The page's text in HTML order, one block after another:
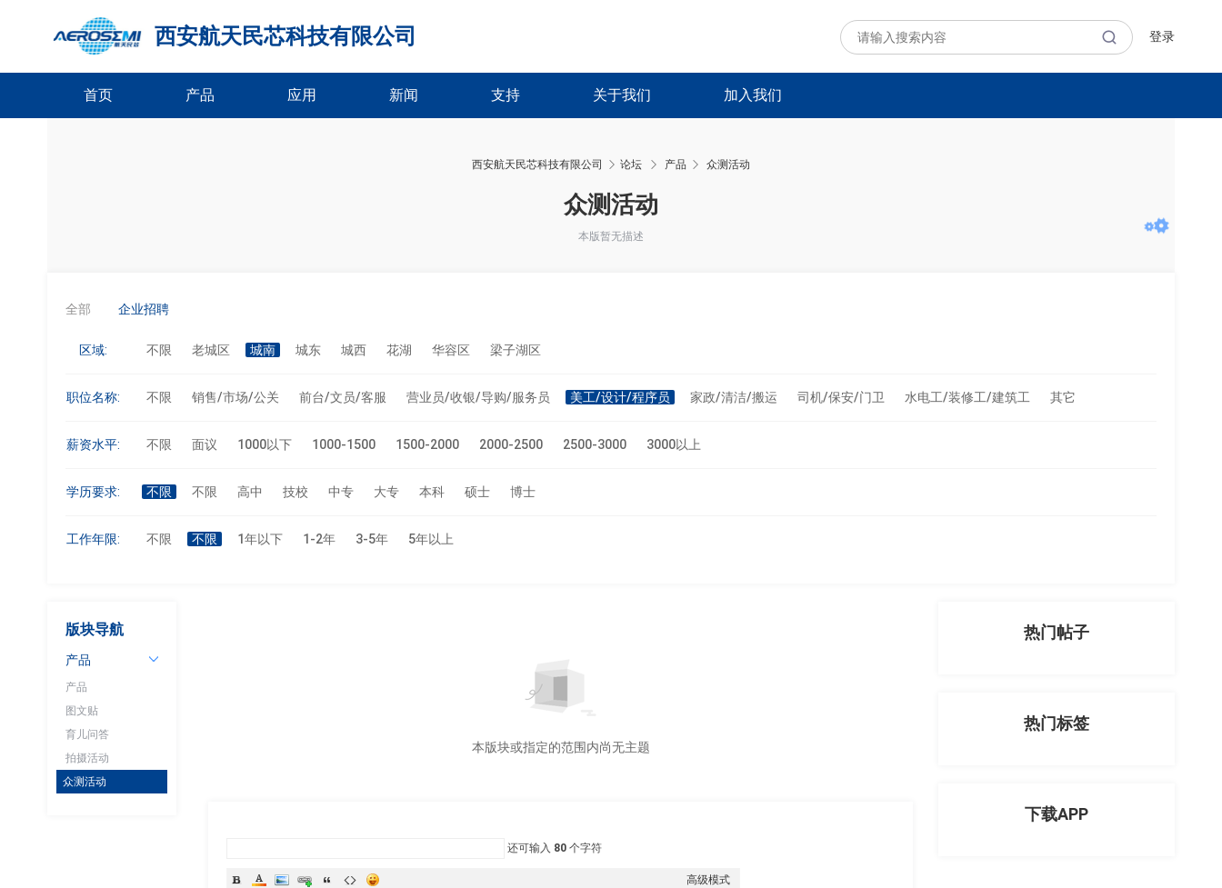
西安航天民芯科技有限公司 登录
首页 产品 应用 新闻 支持 关于我们 加入我们
西安航天民芯科技有限公司 论坛
›
产品 众测活动
众测活动
本版暂无描述
全部 企业招聘
区域: 不限 老城区 城南 城东 城西 花湖 华容区 梁子湖区
职位名称: 不限 销售/市场/公关 前台/文员/客服 营业员/收银/导购/服务员 美工/设计/程序员 家政/清洁/搬运 司机/保安/门卫 水电工/装修工/建筑工 其它
薪资水平: 不限 面议 1000以下 1000-1500 1500-2000 2000-2500 2500-3000 3000以上
学历要求: 不限 不限 高中 技校 中专 大专 本科 硕士 博士
工作年限: 不限 不限 1年以下 1-2年 3-5年 5年以上
版块导航
产品
产品
图文贴
育儿问答
拍摄活动
众测活动
本版块或指定的范围内尚无主题
还可输入 80 个字符
高级模式
热门帖子
热门标签
下载APP